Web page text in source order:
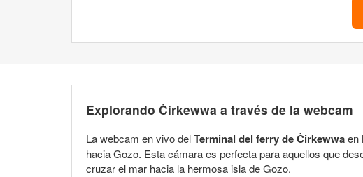
Explorando Ċirkewwa a través de la webcam
La webcam en vivo delTerminal del ferry de Ċirkewwaen
hacia Gozo. Esta cámara es perfecta para aquellos que
cruzar el mar hacia la hermosa isla de Gozo.